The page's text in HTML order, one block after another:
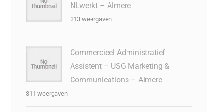
NLwerkt – Almere
313 weergaven
Commercieel Administratief
Assistent – USG Marketing &
Communications – Almere
311 weergaven